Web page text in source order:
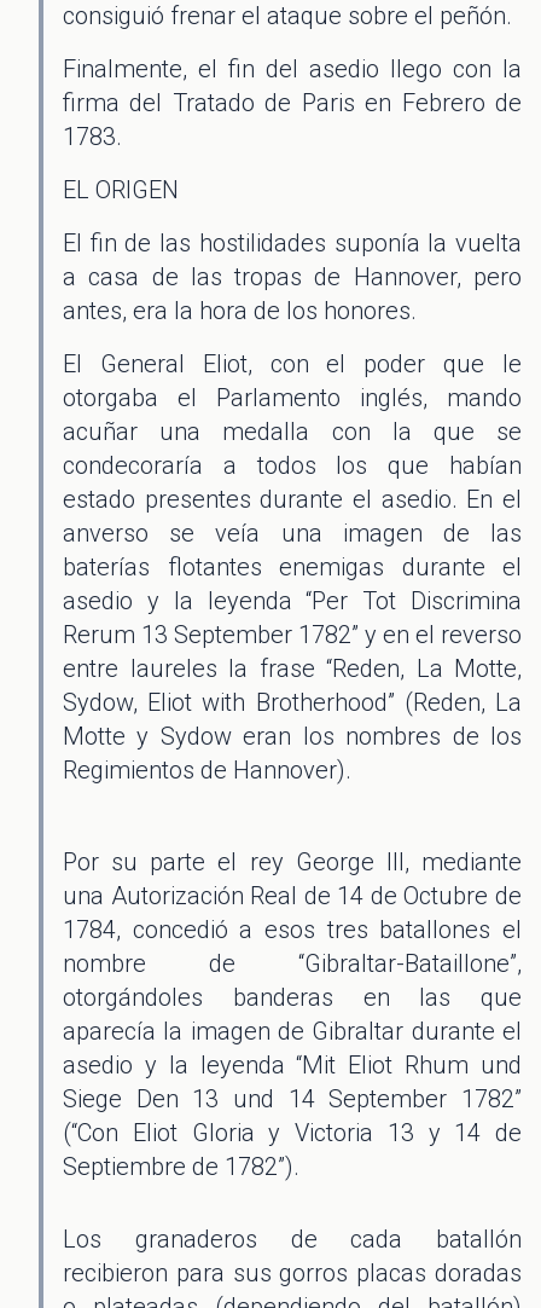
consiguió frenar el ataque sobre el peñón.
Finalmente, el fin del asedio llego con la
firma del Tratado de Paris en Febrero de
1783.
EL ORIGEN
El fin de las hostilidades suponía la vuelta
a casa de las tropas de Hannover, pero
antes, era la hora de los honores.
El General Eliot, con el poder que le
otorgaba el Parlamento inglés, mando
acuñar una medalla con la que se
condecoraría a todos los que habían
estado presentes durante el asedio. En el
anverso se veía una imagen de las
baterías flotantes enemigas durante el
asedio y la leyenda “Per Tot Discrimina
Rerum 13 September 1782” y en el reverso
entre laureles la frase “Reden, La Motte,
Sydow, Eliot with Brotherhood” (Reden, La
Motte y Sydow eran los nombres de los
Regimientos de Hannover).
Por su parte el rey George III, mediante
una Autorización Real de 14 de Octubre de
1784, concedió a esos tres batallones el
nombre de “Gibraltar-Bataillone”,
otorgándoles banderas en las que
aparecía la imagen de Gibraltar durante el
asedio y la leyenda “Mit Eliot Rhum und
Siege Den 13 und 14 September 1782”
(“Con Eliot Gloria y Victoria 13 y 14 de
Septiembre de 1782”).
Los granaderos de cada batallón
recibieron para sus gorros placas doradas